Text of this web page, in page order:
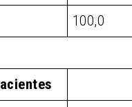
100,0